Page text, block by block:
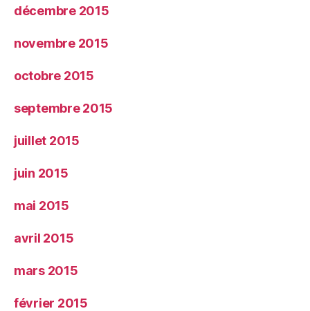
décembre 2015
novembre 2015
octobre 2015
septembre 2015
juillet 2015
juin 2015
mai 2015
avril 2015
mars 2015
février 2015